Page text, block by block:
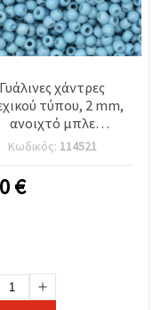
Γυάλινες χάντρες
τύπου, 2 mm,
ανοιχτό μπλε
15 g (~2050
τεμ.)
Κωδικός: 114521
€